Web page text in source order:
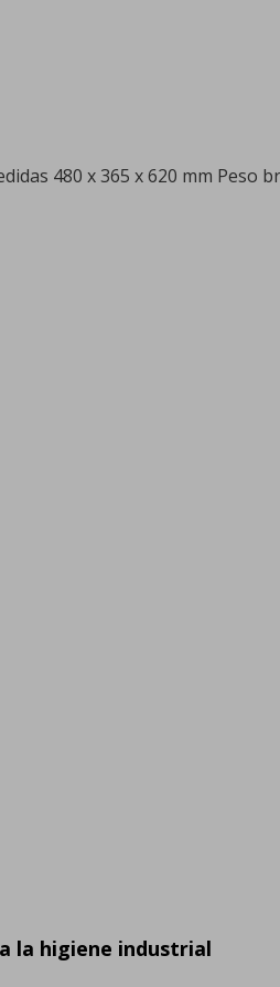
la higiene industrial
480 x 365 x 620 mm Peso